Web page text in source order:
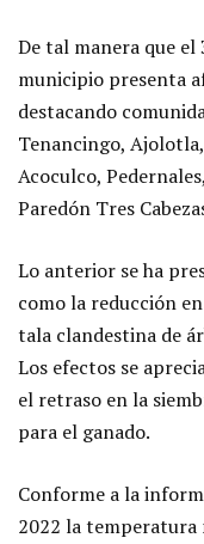
De tal manera que
municipio presenta
destacando
Tenancingo,
Acoculco,
Paredón Tres
Lo anterior se ha
como la reducción
tala clandestina de
Los efectos se
el retraso en la
para el ganado.
Conforme a la
2022 la temperatura